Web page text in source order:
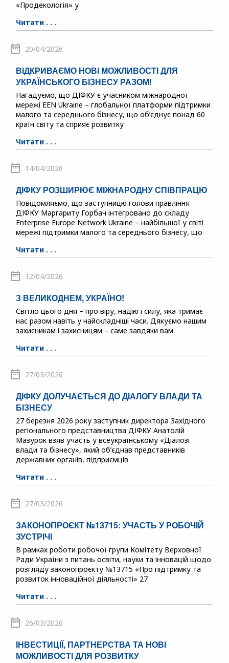
«Продекологія» у
Читати . . .
20/04/2026
ВІДКРИВАЄМО НОВІ МОЖЛИВОСТІ ДЛЯ
УКРАЇНСЬКОГО БІЗНЕСУ РАЗОМ!
Нагадуємо, що ДІФКУ є учасником міжнародної
мережі EEN Ukraine – глобальної платформи підтримки
малого та середнього бізнесу, що об’єднує понад 60
країн світу та сприяє розвитку
Читати . . .
14/04/2026
ДІФКУ РОЗШИРЮЄ МІЖНАРОДНУ СПІВПРАЦЮ
Повідомляємо, що заступницю голови правління
ДІФКУ Маргариту Горбач інтегровано до складу
Enterprise Europe Network Ukraine – найбільшої у світі
мережі підтримки малого та середнього бізнесу, що
Читати . . .
12/04/2026
З ВЕЛИКОДНЕМ, УКРАЇНО!
Світло цього дня – про віру, надію і силу, яка тримає
нас разом навіть у найскладніші часи. Дякуємо нашим
захисникам і захисницям – саме завдяки вам
Читати . . .
27/03/2026
ДІФКУ ДОЛУЧАЄТЬСЯ ДО ДІАЛОГУ ВЛАДИ ТА
БІЗНЕСУ
27 березня 2026 року заступник директора Західного
регіонального представництва ДІФКУ Анатолій
Мазурок взяв участь у всеукраїнському «Діалозі
влади та бізнесу», який об’єднав представників
державних органів, підприємців
Читати . . .
27/03/2026
ЗАКОНОПРОЄКТ №13715: УЧАСТЬ У РОБОЧІЙ
ЗУСТРІЧІ
В рамках роботи робочої групи Комітету Верховної
Ради України з питань освіти, науки та інновацій щодо
розгляду законопроєкту №13715 «Про підтримку та
розвиток інноваційної діяльності» 27
Читати . . .
26/03/2026
ІНВЕСТИЦІЇ, ПАРТНЕРСТВА ТА НОВІ
МОЖЛИВОСТІ ДЛЯ РОЗВИТКУ